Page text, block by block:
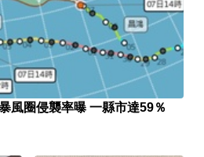
風圈侵襲率曝 一縣市達59％